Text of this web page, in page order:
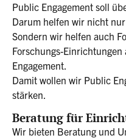
Public Engagement soll
Darum helfen wir nicht
Sondern wir helfen auch
Forschungs-
Engagement.
Damit wollen wir Public
stärken.
Beratung für
Wir bieten Beratung und